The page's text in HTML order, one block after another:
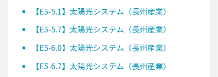
【E5-5.1】太陽光システム（長州産業）
【E5-5.7】太陽光システム（長州産業）
【E5-6.0】太陽光システム（長州産業）
【E5-6.7】太陽光システム（長州産業）